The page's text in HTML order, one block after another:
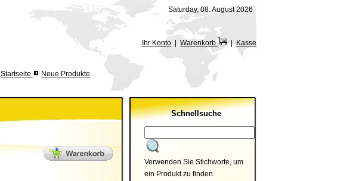
Saturday, 08. August 2026
Ihr Konto Warenkorb | Kasse
Startseite Neue Produkte
Schnellsuche
Verwenden Sie Stichworte, um
ein Produkt zu finden.